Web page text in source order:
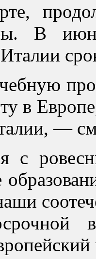
В
в
—
с